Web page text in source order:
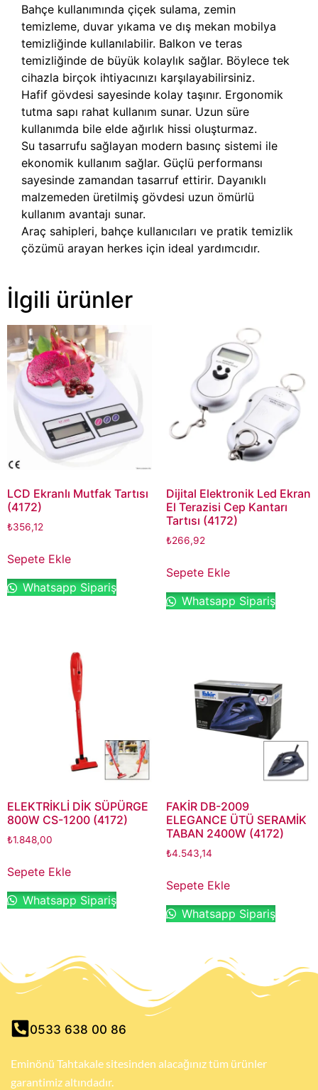
Bahçe kullanımında çiçek sulama, zemin
temizleme, duvar yıkama ve dış mekan mobilya
temizliğinde kullanılabilir. Balkon ve teras
temizliğinde de büyük kolaylık sağlar. Böylece tek
cihazla birçok ihtiyacınızı karşılayabilirsiniz.
Hafif gövdesi sayesinde kolay taşınır. Ergonomik
tutma sapı rahat kullanım sunar. Uzun süre
kullanımda bile elde ağırlık hissi oluşturmaz.
Su tasarrufu sağlayan modern basınç sistemi ile
ekonomik kullanım sağlar. Güçlü performansı
sayesinde zamandan tasarruf ettirir. Dayanıklı
malzemeden üretilmiş gövdesi uzun ömürlü
kullanım avantajı sunar.
Araç sahipleri, bahçe kullanıcıları ve pratik temizlik
çözümü arayan herkes için ideal yardımcıdır.
İlgili ürünler
LCD Ekranlı Mutfak Tartısı
(4172)
₺356,12
Sepete Ekle
Whatsapp Sipariş
Dijital Elektronik Led Ekran
El Terazisi Cep Kantarı
Tartısı (4172)
₺266,92
Sepete Ekle
Whatsapp Sipariş
ELEKTRİKLİ DİK SÜPÜRGE
800W CS-1200 (4172)
₺1.848,00
Sepete Ekle
Whatsapp Sipariş
FAKİR DB-2009
ELEGANCE ÜTÜ SERAMİK
TABAN 2400W (4172)
₺4.543,14
Sepete Ekle
Whatsapp Sipariş
0533 638 00 86
Eminönü Tahtakale sitesinden alacağınız tüm ürünler
garantimiz altındadır.